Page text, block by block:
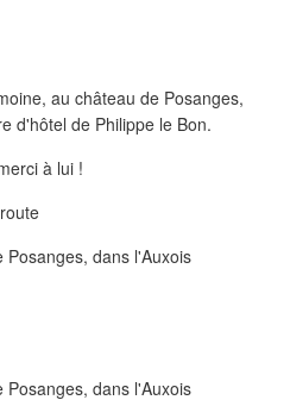
au château de Posanges,
d'hôtel de Philippe le Bon.
à lui !